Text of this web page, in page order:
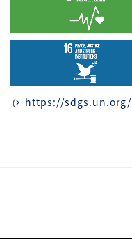
（ https://sdgs.un.org/